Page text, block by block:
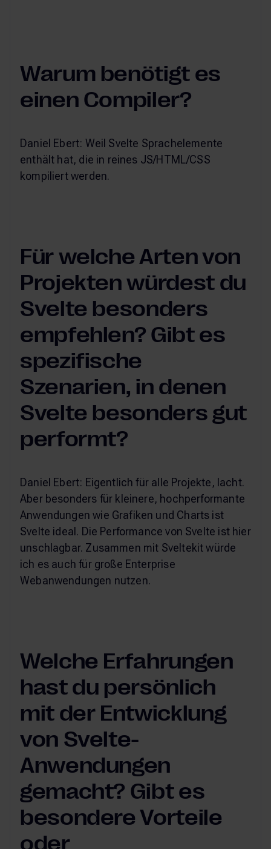
Warum benötigt es
einen Compiler?
Daniel Ebert: Weil Svelte Sprachelemente
enthält hat, die in reines JS/HTML/CSS
kompiliert werden.
Für welche Arten von
Projekten würdest du
Svelte besonders
empfehlen? Gibt es
spezifische
Szenarien, in denen
Svelte besonders gut
performt?
Daniel Ebert: Eigentlich für alle Projekte, lacht.
Aber besonders für kleinere, hochperformante
Anwendungen wie Grafiken und Charts ist
Svelte ideal. Die Performance von Svelte ist hier
unschlagbar. Zusammen mit Sveltekit würde
ich es auch für große Enterprise
Webanwendungen nutzen.
Welche Erfahrungen
hast du persönlich
mit der Entwicklung
von Svelte-
Anwendungen
gemacht? Gibt es
besondere Vorteile
oder